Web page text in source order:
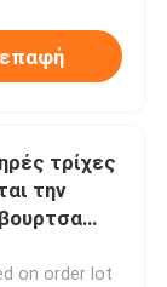
επαφή
τρίχες
την
για την
on order lot